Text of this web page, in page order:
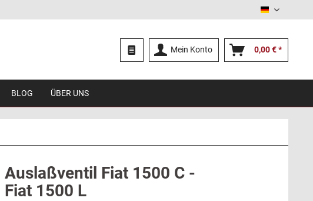
Deutsch
Mein Konto 0,00 € *
BLOG ÜBER UNS
Auslaßventil Fiat 1500 C -
Fiat 1500 L